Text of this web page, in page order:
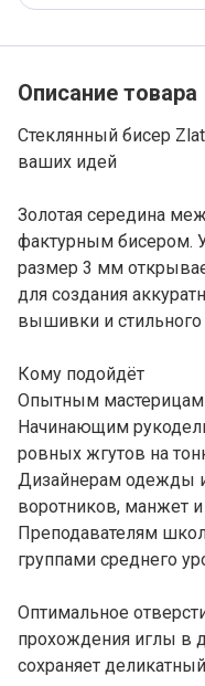
Описание товара
Стеклянный бисер
ваших идей
Золотая середина
фактурным бисером.
размер 3 мм
для создания
вышивки и
Кому подойдёт
Опытным мастерицам
Начинающим
ровных жгутов на
Дизайнерам одежды
воротников, манжет
Преподавателям
группами среднего
Оптимальное
прохождения иглы в
сохраняет